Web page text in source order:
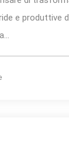
e produttive